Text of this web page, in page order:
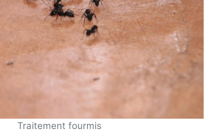
Traitement fourmis